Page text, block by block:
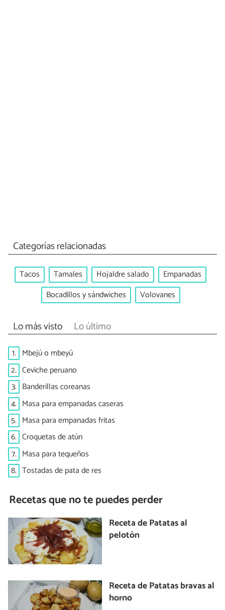
Categorías relacionadas
Tacos Tamales Hojaldre salado
Empanadas
Bocadillos y sándwiches
Volovanes
Lo más visto Lo último
1. Mbejú o mbeyú
2. Ceviche peruano
3. Banderillas coreanas
4. Masa para empanadas caseras
5. Masa para empanadas fritas
6. Croquetas de atún
7. Masa para tequeños
8. Tostadas de pata de res
Recetas que no te puedes perder
Receta de Patatas al
pelotón
Receta de Patatas bravas al
horno